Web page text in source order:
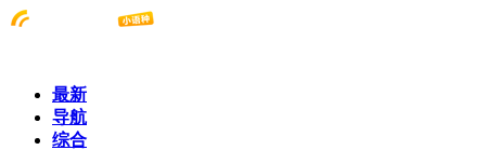
最新
导航
综合